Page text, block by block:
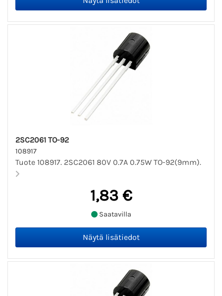
2SC2061 TO-92
108917
Tuote 108917. 2SC2061 80V 0.7A 0.75W TO-92(9mm).
1,83 €
Saatavilla